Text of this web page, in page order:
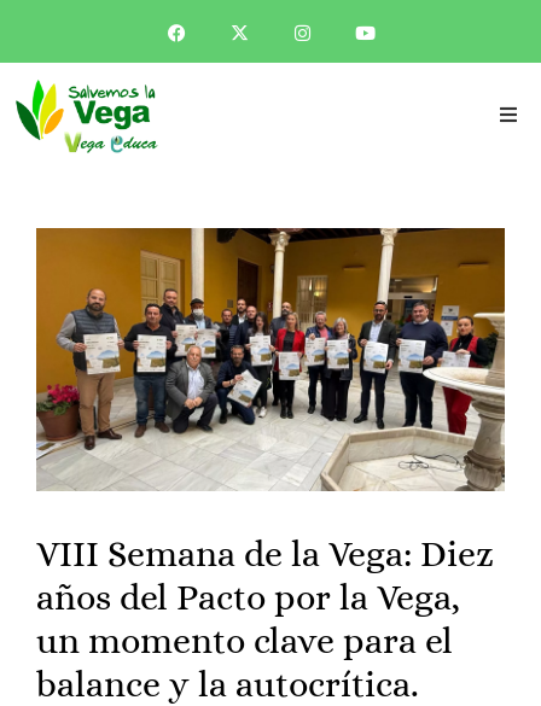
VIII Semana de la Vega: Diez
años del Pacto por la Vega,
un momento clave para el
balance y la autocrítica.